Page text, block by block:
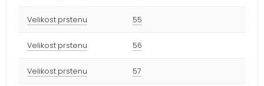
Velikost prstenu 55
Velikost prstenu 56
Velikost prstenu 57